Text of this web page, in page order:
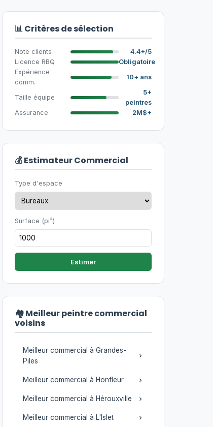
📊 Critères de sélection
Note clients
4.4+/5
Licence RBQ
Obligatoire
Expérience
comm.
10+ ans
Taille équipe
5+
peintres
Assurance
2M$+
💰 Estimateur Commercial
Type d'espace
Surface (pi²)
Estimer
🏘️ Meilleur peintre commercial
voisins
Meilleur commercial à Grandes-
Piles
Meilleur commercial à Honfleur
Meilleur commercial à Hérouxville
Meilleur commercial à L'Islet